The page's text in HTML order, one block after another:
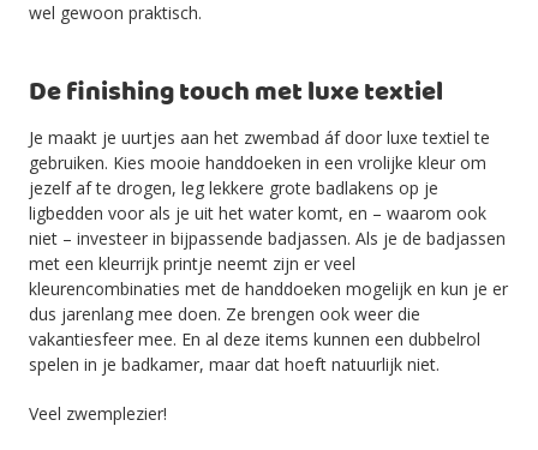
wel gewoon praktisch.
De finishing touch met luxe textiel
Je maakt je uurtjes aan het zwembad áf door luxe textiel te
gebruiken. Kies mooie handdoeken in een vrolijke kleur om
jezelf af te drogen, leg lekkere grote badlakens op je
ligbedden voor als je uit het water komt, en – waarom ook
niet – investeer in bijpassende badjassen. Als je de badjassen
met een kleurrijk printje neemt zijn er veel
kleurencombinaties met de handdoeken mogelijk en kun je er
dus jarenlang mee doen. Ze brengen ook weer die
vakantiesfeer mee. En al deze items kunnen een dubbelrol
spelen in je badkamer, maar dat hoeft natuurlijk niet.
Veel zwemplezier!